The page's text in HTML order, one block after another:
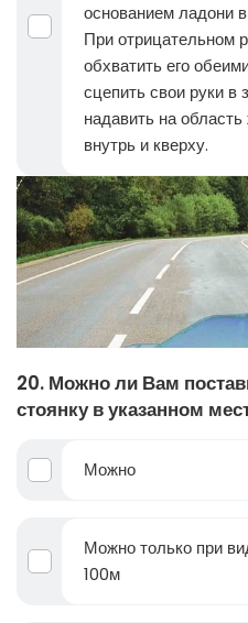
основанием ладони
При отрицательном
обхватить его
сцепить свои руки в
надавить на
внутрь и кверху.
20. Можно ли Вам
стоянку в указанном
Можно
Можно только при
100м